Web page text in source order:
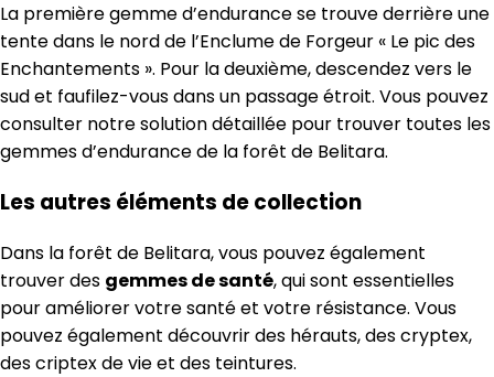
La première gemme d’endurance se trouve derrière une
tente dans le nord de l’Enclume de Forgeur « Le pic des
Enchantements ». Pour la deuxième, descendez vers le
sud et faufilez-vous dans un passage étroit. Vous pouvez
consulter notre solution détaillée pour trouver toutes les
gemmes d’endurance de la forêt de Belitara.
Les autres éléments de collection
Dans la forêt de Belitara, vous pouvez également
trouver des gemmes de santé, qui sont essentielles
pour améliorer votre santé et votre résistance. Vous
pouvez également découvrir des hérauts, des cryptex,
des criptex de vie et des teintures.